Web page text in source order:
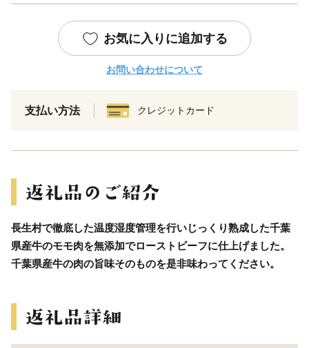
お気に入りに追加する
お問い合わせについて
支払い方法 クレジットカード
長生村で徹底した温度湿度管理を行いじっくり熟成した千葉
県産牛のモモ肉を無添加でローストビーフに仕上げました。
千葉県産牛の肉の旨味そのものを是非味わってください。